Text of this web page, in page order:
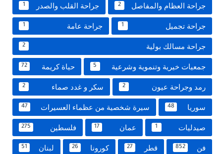
جراحة العظام والمفاصل 2 جراحة القلب والصدر 1
جراحة تجميل 1 جراحة عامة 1
جراحة مسالك بولية 2
جمعيات خيرية وتنموية وشرعية 5 حياة كريمة 72
رمد وجراحة عيون 2 سكر و غدد صماء 2
سوريا 48 سيرة شخصية من عظماء العسيرات 47
صيدليات 1 عمان 17 فلسطين 275
فن 852 قطر 27 كورونا 26 لبنان 51